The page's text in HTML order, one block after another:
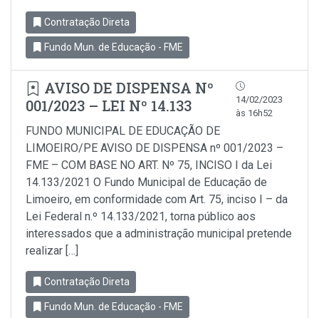
Contratação Direta
Fundo Mun. de Educação - FME
AVISO DE DISPENSA Nº
001/2023 – LEI Nº 14.133
14/02/2023
às 16h52
FUNDO MUNICIPAL DE EDUCAÇÃO DE
LIMOEIRO/PE AVISO DE DISPENSA nº 001/2023 –
FME – COM BASE NO ART. Nº 75, INCISO I da Lei
14.133/2021 O Fundo Municipal de Educação de
Limoeiro, em conformidade com Art. 75, inciso I – da
Lei Federal n.º 14.133/2021, torna público aos
interessados que a administração municipal pretende
realizar […]
Contratação Direta
Fundo Mun. de Educação - FME